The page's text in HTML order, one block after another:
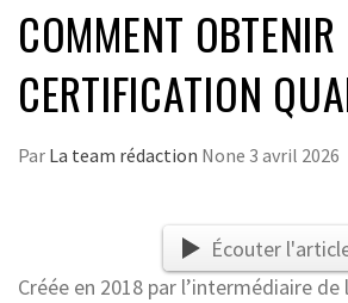
COMMENT
CERTIFICATION
Par La team rédaction None 3 avril 2026
Écouter
Créée en 2018 par l’intermédiaire de